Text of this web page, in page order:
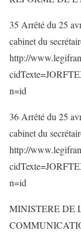
35 Arrêté du 25
cabinet du
http://
n=id
36 Arrêté du 25
cabinet du
http://
n=id
MINISTERE DE